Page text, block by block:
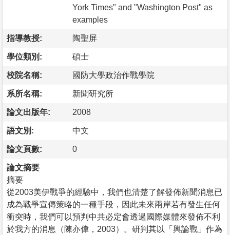
York Times" and "Washington Post" as
examples
指導教授: 陶聖屏
學位類別: 碩士
校院名稱: 國防大學政治作戰學院
系所名稱: 新聞研究所
論文出版年: 2008
語文別: 中文
論文頁數: 0
論文摘要
摘要
從2003美伊戰爭的經驗中，我們也清楚了解發佈新聞消息已
成為戰爭宣傳策略的一種手段，因此未來兩岸若有發生任何
衝突時，我們可以預判中共必定會透過國際媒體來發佈不利
於我方的消息（陳亦偉，2003）。研判其以「輿論戰」作為